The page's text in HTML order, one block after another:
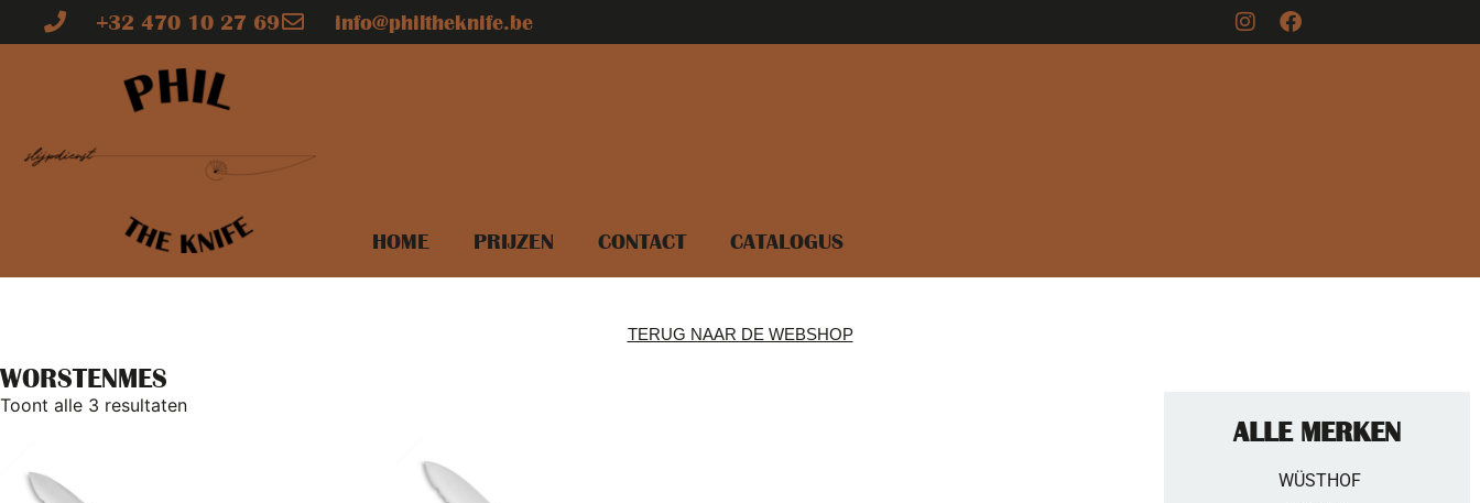
+32 470 10 27 69 info@philtheknife.be
HOME PRIJZEN CONTACT CATALOGUS
TERUG NAAR DE WEBSHOP
WORSTENMES
Toont alle 3 resultaten
ALLE MERKEN
WÜSTHOF